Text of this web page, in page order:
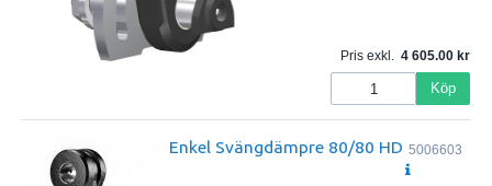
Pris exkl. 4 605.00
Köp
Enkel Svängdämpre 80/80 HD 5006603